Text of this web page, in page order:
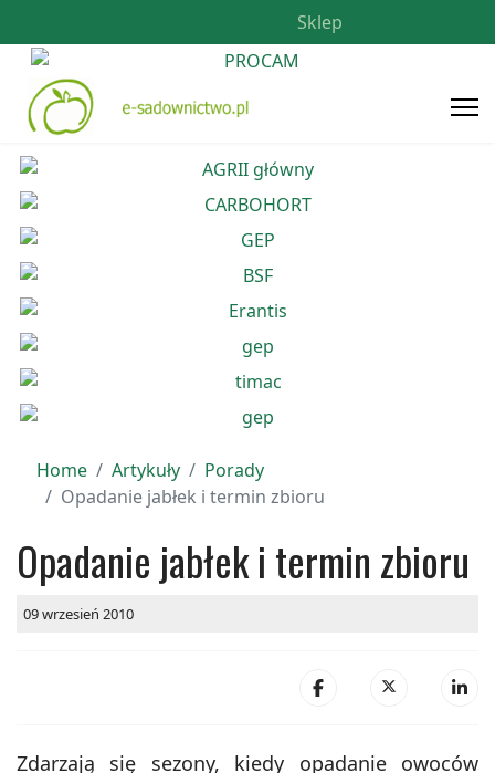
Sklep
Home Artykuły
Porady
Opadanie jabłek i termin zbioru
Opadanie jabłek i termin zbioru
09 wrzesień 2010
Zdarzają się sezony, kiedy opadanie owoców